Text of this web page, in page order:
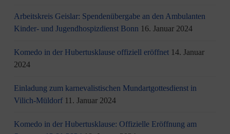
Arbeitskreis Geislar: Spendenübergabe an den Ambulanten
Kinder- und Jugendhospizdienst Bonn 16. Januar 2024
Komedo in der Hubertusklause offiziell eröffnet 14. Januar
2024
Einladung zum karnevalistischen Mundartgottesdienst in
Vilich-Müldorf 11. Januar 2024
Komedo in der Hubertusklause: Offizielle Eröffnung am